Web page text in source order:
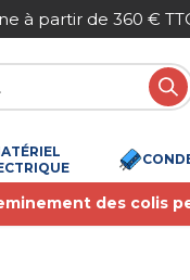
partir de 360 € TTC
des colis